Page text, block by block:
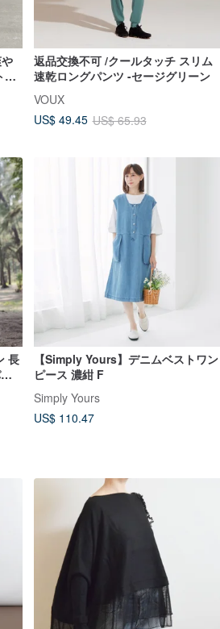
ト
返品交換不可 /クールタッチ スリム
速乾ロングパンツ -セージグリーン
VOUX
US$ 49.45 US$ 65.93
長
【Simply Yours】デニムベストワン
ピース 濃紺 F
Simply Yours
US$ 110.47